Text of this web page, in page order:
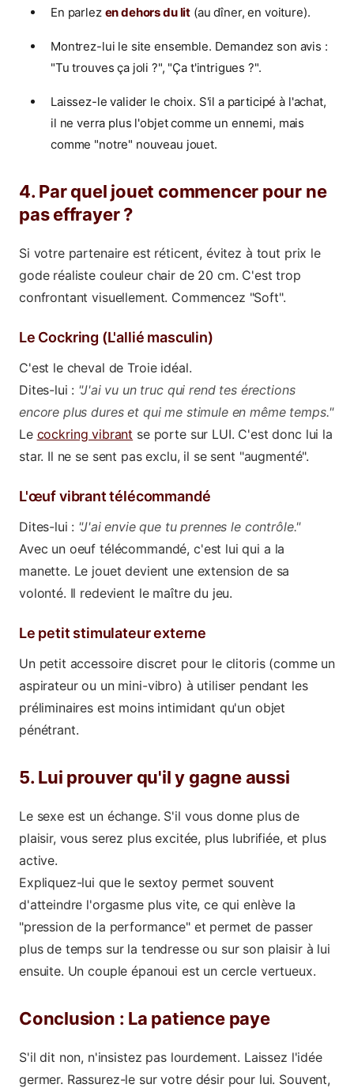
En parlez en dehors du lit (au dîner, en voiture).
Montrez-lui le site ensemble. Demandez son avis :
"Tu trouves ça joli ?", "Ça t'intrigues ?".
Laissez-le valider le choix. S'il a participé à l'achat,
il ne verra plus l'objet comme un ennemi, mais
comme "notre" nouveau jouet.
4. Par quel jouet commencer pour ne
pas effrayer ?
Si votre partenaire est réticent, évitez à tout prix le
gode réaliste couleur chair de 20 cm. C'est trop
confrontant visuellement. Commencez "Soft".
Le Cockring (L'allié masculin)
C'est le cheval de Troie idéal.
Dites-lui : "J'ai vu un truc qui rend tes érections
encore plus dures et qui me stimule en même temps."
Le cockring vibrant se porte sur LUI. C'est donc lui la
star. Il ne se sent pas exclu, il se sent "augmenté".
L'œuf vibrant télécommandé
Dites-lui : "J'ai envie que tu prennes le contrôle."
Avec un oeuf télécommandé, c'est lui qui a la
manette. Le jouet devient une extension de sa
volonté. Il redevient le maître du jeu.
Le petit stimulateur externe
Un petit accessoire discret pour le clitoris (comme un
aspirateur ou un mini-vibro) à utiliser pendant les
préliminaires est moins intimidant qu'un objet
pénétrant.
5. Lui prouver qu'il y gagne aussi
Le sexe est un échange. S'il vous donne plus de
plaisir, vous serez plus excitée, plus lubrifiée, et plus
active.
Expliquez-lui que le sextoy permet souvent
d'atteindre l'orgasme plus vite, ce qui enlève la
"pression de la performance" et permet de passer
plus de temps sur la tendresse ou sur son plaisir à lui
ensuite. Un couple épanoui est un cercle vertueux.
Conclusion : La patience paye
S'il dit non, n'insistez pas lourdement. Laissez l'idée
germer. Rassurez-le sur votre désir pour lui. Souvent,